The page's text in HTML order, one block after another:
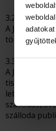
3.2.
A Játékban a
törvényes
3.3
A Játékból ki
szálloda